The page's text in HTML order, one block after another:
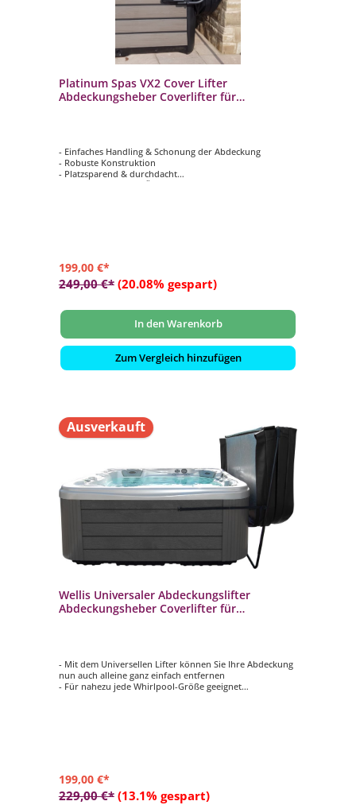
Platinum Spas VX2 Cover Lifter
Abdeckungsheber Coverlifter für
- Einfaches Handling & Schonung der Abdeckung
- Robuste Konstruktion
- Platzsparend & durchdacht
- Sanftes, gekonntes Öffnen & Schließen
199,00 €*
249,00 €* (20.08% gespart)
In den Warenkorb
Zum Vergleich hinzufügen
Ausverkauft
Wellis Universaler Abdeckungslifter
Abdeckungsheber Coverlifter für
- Mit dem Universellen Lifter können Sie Ihre Abdeckung
nun auch alleine ganz einfach entfernen
- Für nahezu jede Whirlpool-Größe geeignet
199,00 €*
229,00 €* (13.1% gespart)